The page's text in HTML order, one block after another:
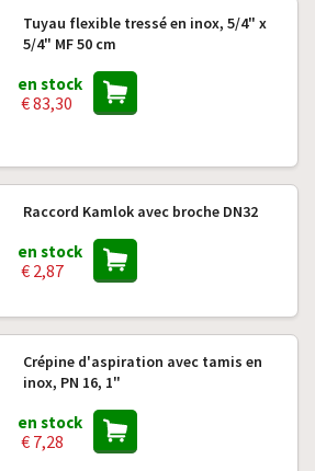
Tuyau flexible tressé en inox, 5/4" x
5/4" MF 50 cm
en stock
€ 83,30
Raccord Kamlok avec broche DN32
en stock
€ 2,87
Crépine d'aspiration avec tamis en
inox, PN 16, 1"
en stock
€ 7,28